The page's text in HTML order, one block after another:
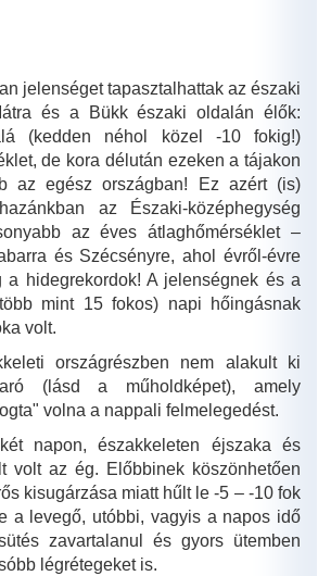
jelenséget tapasztalhattak az északi
és a Bükk északi oldalán élők:
(kedden néhol közel -10 fokig!)
de kora délután ezeken a tájakon
az egész országban! Ez azért (is)
az Északi-középhegység
az éves átlaghőmérséklet –
és Szécsényre, ahol évről-évre
a hidegrekordok! A jelenségnek és a
mint 15 fokos) napi hőingásnak
volt.
országrészben nem alakult ki
(lásd a műholdképet), amely
volna a nappali felmelegedést.
napon, északkeleten éjszaka és
volt az ég. Előbbinek köszönhetően
kisugárzása miatt hűlt le -5 – -10 fok
a levegő, utóbbi, vagyis a napos idő
zavartalanul és gyors ütemben
légrétegeket is.